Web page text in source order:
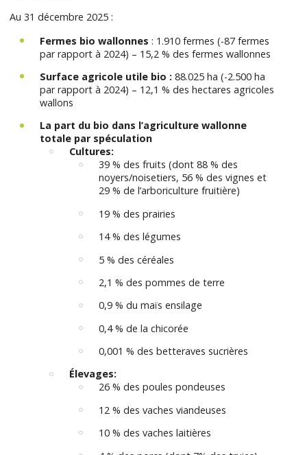
Au 31 décembre 2025 :
Fermes bio wallonnes : 1.910 fermes (-87 fermes
par rapport à 2024) – 15,2 % des fermes wallonnes
Surface agricole utile bio : 88.025 ha (-2.500 ha
par rapport à 2024) – 12,1 % des hectares agricoles
wallons
La part du bio dans l’agriculture wallonne
totale par spéculation
Cultures:
39 % des fruits (dont 88 % des
noyers/noisetiers, 56 % des vignes et
29 % de l’arboriculture fruitière)
19 % des prairies
14 % des légumes
5 % des céréales
2,1 % des pommes de terre
0,9 % du maïs ensilage
0,4 % de la chicorée
0,001 % des betteraves sucrières
Élevages:
26 % des poules pondeuses
12 % des vaches viandeuses
10 % des vaches laitières